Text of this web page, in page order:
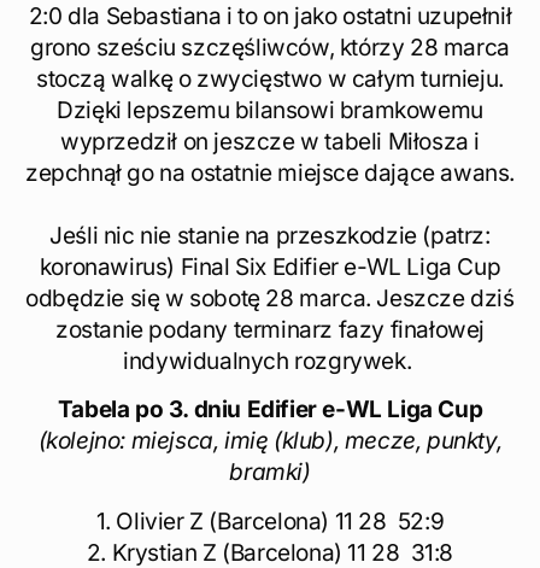
2:0 dla Sebastiana i to on jako ostatni uzupełnił
grono sześciu szczęśliwców, którzy 28 marca
stoczą walkę o zwycięstwo w całym turnieju.
Dzięki lepszemu bilansowi bramkowemu
wyprzedził on jeszcze w tabeli Miłosza i
zepchnął go na ostatnie miejsce dające awans.
Jeśli nic nie stanie na przeszkodzie (patrz:
koronawirus) Final Six Edifier e-WL Liga Cup
odbędzie się w sobotę 28 marca. Jeszcze dziś
zostanie podany terminarz fazy finałowej
indywidualnych rozgrywek.
Tabela po 3. dniu Edifier e-WL Liga Cup
(kolejno: miejsca, imię (klub), mecze, punkty,
bramki)
1. Olivier Z (Barcelona) 11 28 52:9
2. Krystian Z (Barcelona) 11 28 31:8